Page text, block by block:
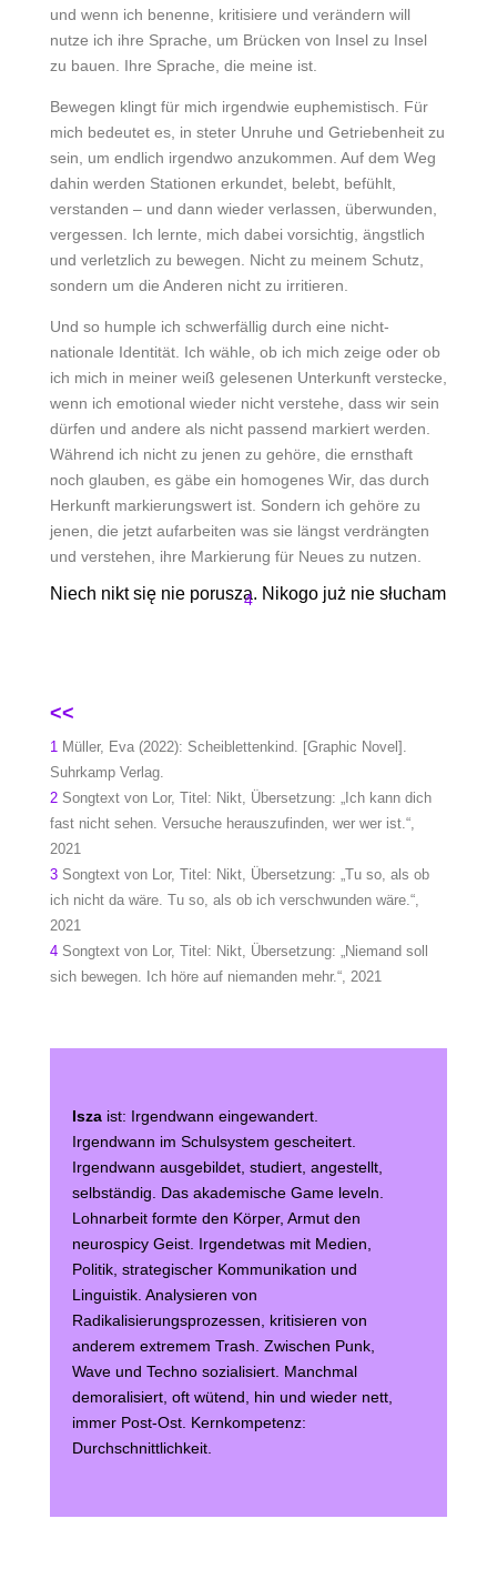
und wenn ich benenne, kritisiere und verändern will
nutze ich ihre Sprache, um Brücken von Insel zu Insel
zu bauen. Ihre Sprache, die meine ist.
Bewegen klingt für mich irgendwie euphemistisch. Für
mich bedeutet es, in steter Unruhe und Getriebenheit zu
sein, um endlich irgendwo anzukommen. Auf dem Weg
dahin werden Stationen erkundet, belebt, befühlt,
verstanden – und dann wieder verlassen, überwunden,
vergessen. Ich lernte, mich dabei vorsichtig, ängstlich
und verletzlich zu bewegen. Nicht zu meinem Schutz,
sondern um die Anderen nicht zu irritieren.
Und so humple ich schwerfällig durch eine nicht-
nationale Identität. Ich wähle, ob ich mich zeige oder ob
ich mich in meiner weiß gelesenen Unterkunft verstecke,
wenn ich emotional wieder nicht verstehe, dass wir sein
dürfen und andere als nicht passend markiert werden.
Während ich nicht zu jenen zu gehöre, die ernsthaft
noch glauben, es gäbe ein homogenes Wir, das durch
Herkunft markierungswert ist. Sondern ich gehöre zu
jenen, die jetzt aufarbeiten was sie längst verdrängten
und verstehen, ihre Markierung für Neues zu nutzen.
Niech nikt się nie porusza. Nikogo już nie słucham
4
<<
1 Müller, Eva (2022): Scheiblettenkind. [Graphic Novel].
Suhrkamp Verlag.
2 Songtext von Lor, Titel: Nikt, Übersetzung: „Ich kann dich
fast nicht sehen. Versuche herauszufinden, wer wer ist.“,
2021
3 Songtext von Lor, Titel: Nikt, Übersetzung: „Tu so, als ob
ich nicht da wäre. Tu so, als ob ich verschwunden wäre.“,
2021
4 Songtext von Lor, Titel: Nikt, Übersetzung: „Niemand soll
sich bewegen. Ich höre auf niemanden mehr.“, 2021
Iszaist: Irgendwann eingewandert.
Irgendwann im Schulsystem gescheitert.
Irgendwann ausgebildet, studiert, angestellt,
selbständig. Das akademische Game leveln.
Lohnarbeit formte den Körper, Armut den
neurospicy Geist. Irgendetwas mit Medien,
Politik, strategischer Kommunikation und
Linguistik. Analysieren von
Radikalisierungsprozessen, kritisieren von
anderem extremem Trash. Zwischen Punk,
Wave und Techno sozialisiert. Manchmal
demoralisiert, oft wütend, hin und wieder nett,
immer Post-Ost. Kernkompetenz:
Durchschnittlichkeit.